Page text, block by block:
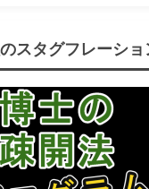
のスタグフレーシ